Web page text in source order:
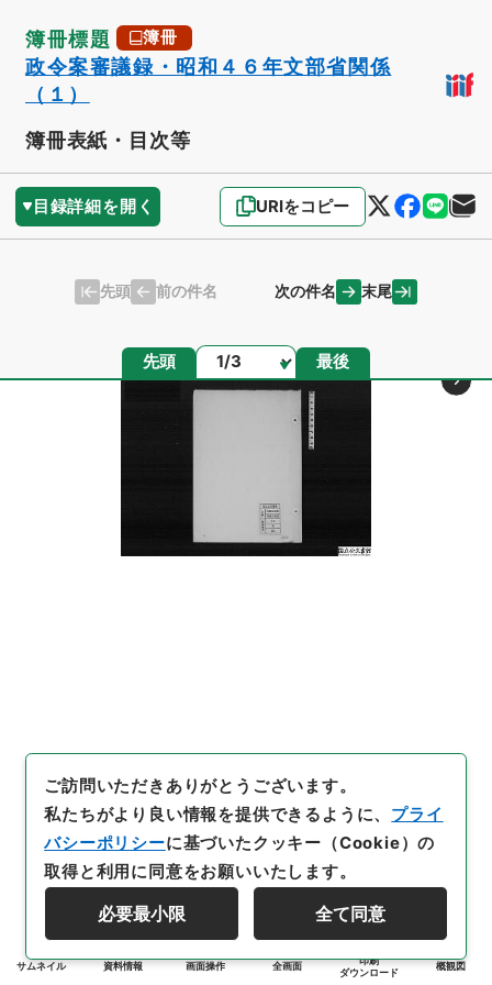
簿冊標題 簿冊
政令案審議録・昭和４６年文部省関係
（１）
簿冊表紙・目次等
目録詳細を開く URIをコピー
先頭 前の件名 次の件名 末尾
先頭 ページ 最後
サムネイル 資料情報 画面操作 全画面
印刷
ダウンロード
概観図
ご訪問いただきありがとうございます。
私たちがより良い情報を提供できるように、 プライ
バシーポリシーに基づいたクッキー（Cookie）の
取得と利用に同意をお願いいたします。
必要最小限 全て同意